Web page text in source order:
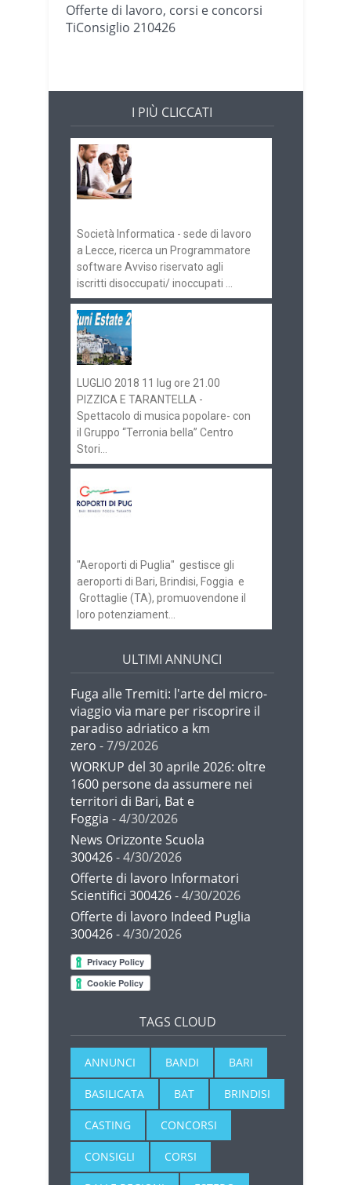
Offerte di lavoro, corsi e concorsi
TiConsiglio 210426
I PIÙ CLICCATI
Società Informatica - sede di lavoro
a Lecce, ricerca un Programmatore
software Avviso riservato agli
iscritti disoccupati/ inoccupati ...
LUGLIO 2018 11 lug ore 21.00
PIZZICA E TARANTELLA -
Spettacolo di musica popolare- con
il Gruppo “Terronia bella” Centro
Stori...
"Aeroporti di Puglia" gestisce gli
aeroporti di Bari, Brindisi, Foggia e
Grottaglie (TA), promuovendone il
loro potenziament...
ULTIMI ANNUNCI
Fuga alle Tremiti: l'arte del micro-
viaggio via mare per riscoprire il
paradiso adriatico a km
zero - 7/9/2026
WORKUP del 30 aprile 2026: oltre
1600 persone da assumere nei
territori di Bari, Bat e
Foggia - 4/30/2026
News Orizzonte Scuola
300426- 4/30/2026
Offerte di lavoro Informatori
Scientifici 300426- 4/30/2026
Offerte di lavoro Indeed Puglia
300426- 4/30/2026
TAGS CLOUD
ANNUNCI BANDI BARI
BASILICATA BAT BRINDISI
CASTING CONCORSI
CONSIGLI CORSI